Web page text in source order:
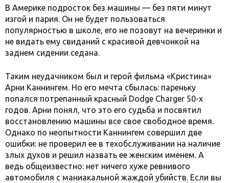
В Америке подросток без машины — без пяти минут
изгой и пария. Он не будет пользоваться
популярностью в школе, его не позовут на вечеринки и
не видать ему свиданий с красивой девчонкой на
заднем сидении седана.
Таким неудачником был и герой фильма «Кристина»
Арни Каннингем. Но его мечта сбылась: пареньку
попался потрепанный красный Dodge Charger 50-х
годов. Арни понял, что это его судьба и посвятил
восстановлению машины все свое свободное время.
Однако по неопытности Каннингем совершил две
ошибки: не проверил ее в техобслуживании на наличие
злых духов и решил назвать ее женским именем. А
ведь общеизвестно: нет ничего хуже ревнивого
автомобиля с маниакальной жаждой убийств. Если вы